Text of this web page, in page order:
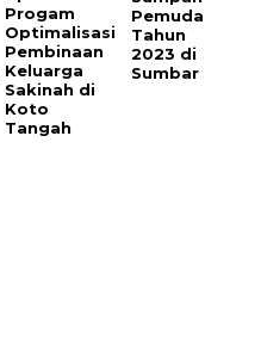
Keluarga
Sakinah di
Koto
Tangah
Pemuda
Tahun
2023 di
Sumbar